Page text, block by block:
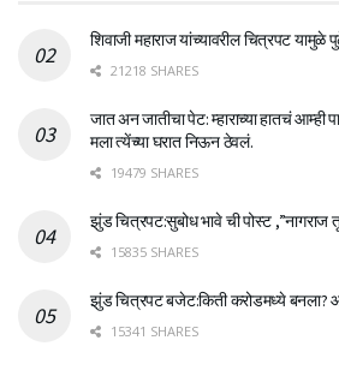
शिवाजी महाराज यांच्यावरील चित्रपट
21218 SHARES
जात अन जातीचा पेट: म्हाराच्या हातचं आम्ही
मला त्येंच्या घरात निऊन ठेवलं.
19479 SHARES
झुंड चित्रपट:सुबोध भावे ची पोस्ट ,”नागराज
15835 SHARES
झुंड चित्रपट बजेट:किती करोडमध्ये बनला?
15341 SHARES